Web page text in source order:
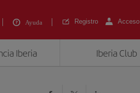
Ayuda Registro Acceso
Iberia Iberia Club